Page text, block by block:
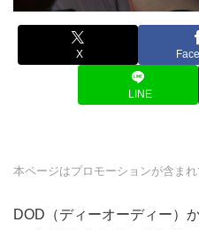
X
LINE
本ページはプロモーションが含ま
DOD（ディーオーディー）